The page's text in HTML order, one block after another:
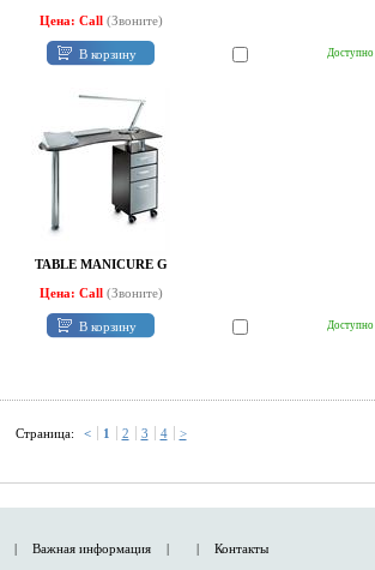
Цена: Call (Звоните)
В корзину Доступно
TABLE MANICURE G
Цена: Call (Звоните)
В корзину Доступно
Страница: < 1 2 3 4 >
| Важная информация | | Контакты